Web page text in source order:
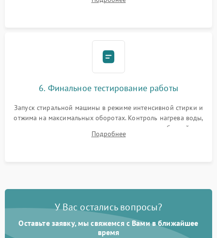
герметиком для предотвращения возможных протечек воды.
6. Финальное тестирование работы
Запуск стиральной машины в режиме интенсивной стирки и
отжима на максимальных оборотах. Контроль нагрева воды,
корректности слива, отсутствия излишних вибраций,
посторонних стуков и протечек под корпусом.
Подробнее
У Вас остались вопросы?
Оставьте заявку, мы свяжемся с Вами в ближайшее
время